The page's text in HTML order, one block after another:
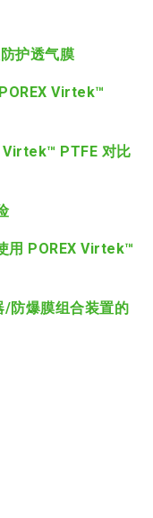
护透气膜
Virtek™
Virtek™ PTFE 对比
用 POREX Virtek™
/防爆膜组合装置的